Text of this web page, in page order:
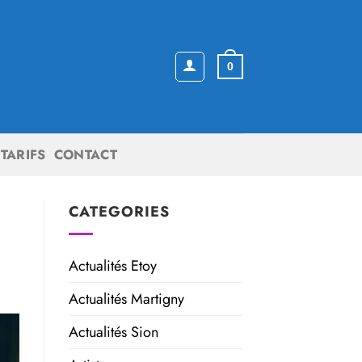
0
CONTACT
CATEGORIES
Actualités Etoy
Actualités Martigny
Actualités Sion